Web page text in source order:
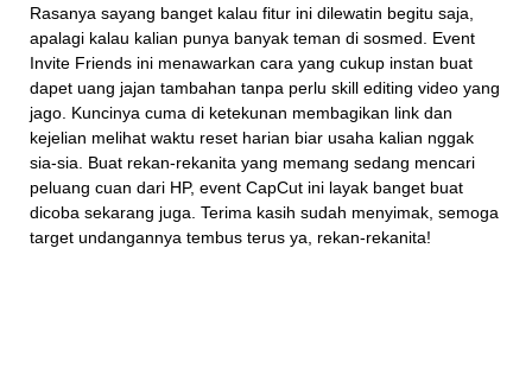
Rasanya sayang banget kalau fitur ini dilewatin begitu saja,
apalagi kalau kalian punya banyak teman di sosmed. Event
Invite Friends ini menawarkan cara yang cukup instan buat
dapet uang jajan tambahan tanpa perlu skill editing video yang
jago. Kuncinya cuma di ketekunan membagikan link dan
kejelian melihat waktu reset harian biar usaha kalian nggak
sia-sia. Buat rekan-rekanita yang memang sedang mencari
peluang cuan dari HP, event CapCut ini layak banget buat
dicoba sekarang juga. Terima kasih sudah menyimak, semoga
target undangannya tembus terus ya, rekan-rekanita!